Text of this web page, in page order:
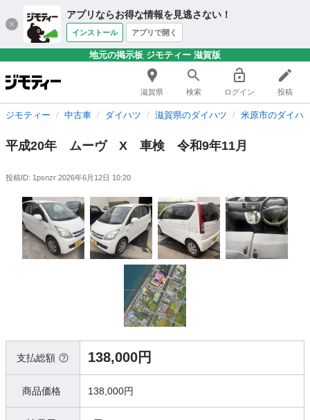
アプリならお得な情報を見逃さない！
インストール アプリで開く
地元の掲示板 ジモティー 滋賀版
滋賀県 検索 ログイン 投稿
ジモティー 中古車 ダイハツ 滋賀県のダイハツ 米原市のダイハ
平成20年 ムーヴ X 車検 令和9年11月
投稿ID: 1psnzr 2026年6月12日 10:20
支払総額 138,000円
商品価格 138,000円